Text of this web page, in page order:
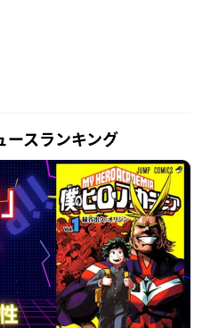
ースランキング